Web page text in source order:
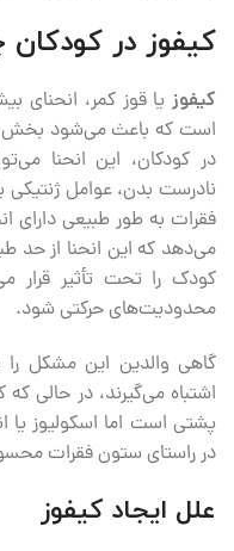
کیفوز در
کیفوز یا قوز کمر، انحنای
است که باعث می‌شود بخش
در کودکان، این انحنا
نادرست بدن، عوامل
فقرات به طور طبیعی دارای
می‌دهد که این انحنا از حد
کودک را تحت تأثیر قرار
محدودیت‌های حرکتی شود.
گاهی والدین این مشکل را
اشتباه می‌گیرند، در حالی
پشتی است اما اسکولیوز
در راستای ستون فقرات
علل ایجاد کیفوز